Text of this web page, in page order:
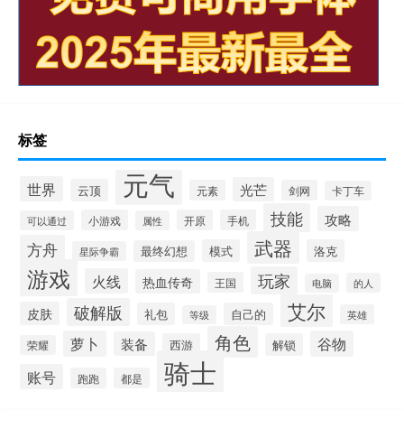
标签
世界 云顶 元气 元素 光芒 剑网 卡丁车
可以通过 小游戏 属性 开原 手机 技能 攻略
方舟 星际争霸 最终幻想 模式 武器 洛克
游戏 火线 热血传奇 王国 玩家 电脑 的人
皮肤 破解版 礼包 等级 自己的 艾尔 英雄
荣耀 萝卜 装备 西游 角色 解锁 谷物
账号 跑跑 都是 骑士